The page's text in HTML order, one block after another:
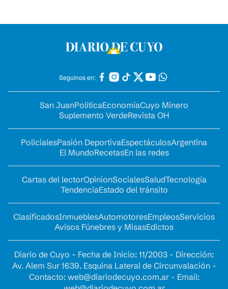
Seguinos en:
San JuanPolíticaEconomíaCuyo Minero
Suplemento VerdeRevista OH
PolicialesPasión DeportivaEspectáculosArgentina
El MundoRecetasEn las redes
Cartas del lectorOpinionSocialesSaludTecnología
TendenciaEstado del tránsito
ClasificadosInmueblesAutomotoresEmpleosServicios
Avisos Fúnebres y MisasEdictos
Diario de Cuyo - Fecha de Inicio: 11/2003 - Dirección:
Av. Alem Sur 1639. Esquina Lateral de Circunvalación -
Contacto: web@diariodecuyo.com.ar- Email: